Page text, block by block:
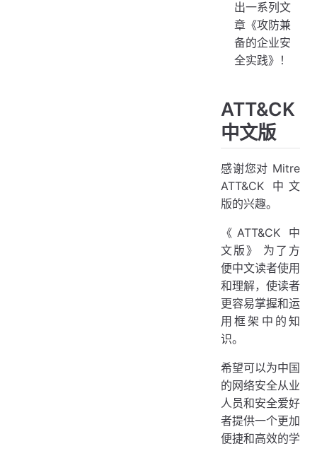
出一系列文
章《攻防兼
备的企业安
全实践》！
ATT&CK
中文版
感谢您对 Mitre
ATT&CK 中文
版的兴趣。
《ATT&CK 中
文版》 为了方
便中文读者使用
和理解，使读者
更容易掌握和运
用框架中的知
识。
希望可以为中国
的网络安全从业
人员和安全爱好
者提供一个更加
便捷和高效的学